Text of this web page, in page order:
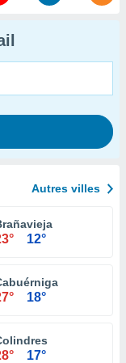
Autres villes
12°
18°
17°